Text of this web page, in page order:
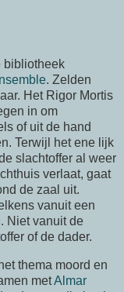
bibliotheek
. Zelden
Het Rigor Mortis
in om
of uit de hand
Terwijl het ene lijk
slachtoffer al weer
verlaat, gaat
de zaal uit.
vanuit een
Niet vanuit de
of de dader.
thema moord en
metAlmar